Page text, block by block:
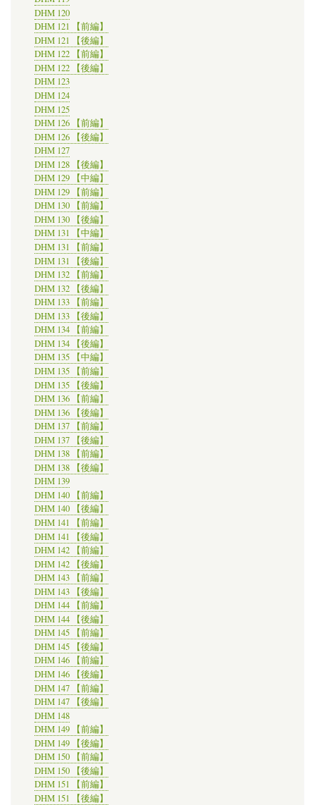
DHM 120
DHM 121 【前編】
DHM 121 【後編】
DHM 122 【前編】
DHM 122 【後編】
DHM 123
DHM 124
DHM 125
DHM 126 【前編】
DHM 126 【後編】
DHM 127
DHM 128 【後編】
DHM 129 【中編】
DHM 129 【前編】
DHM 130 【前編】
DHM 130 【後編】
DHM 131 【中編】
DHM 131 【前編】
DHM 131 【後編】
DHM 132 【前編】
DHM 132 【後編】
DHM 133 【前編】
DHM 133 【後編】
DHM 134 【前編】
DHM 134 【後編】
DHM 135 【中編】
DHM 135 【前編】
DHM 135 【後編】
DHM 136 【前編】
DHM 136 【後編】
DHM 137 【前編】
DHM 137 【後編】
DHM 138 【前編】
DHM 138 【後編】
DHM 139
DHM 140 【前編】
DHM 140 【後編】
DHM 141 【前編】
DHM 141 【後編】
DHM 142 【前編】
DHM 142 【後編】
DHM 143 【前編】
DHM 143 【後編】
DHM 144 【前編】
DHM 144 【後編】
DHM 145 【前編】
DHM 145 【後編】
DHM 146 【前編】
DHM 146 【後編】
DHM 147 【前編】
DHM 147 【後編】
DHM 148
DHM 149 【前編】
DHM 149 【後編】
DHM 150 【前編】
DHM 150 【後編】
DHM 151 【前編】
DHM 151 【後編】